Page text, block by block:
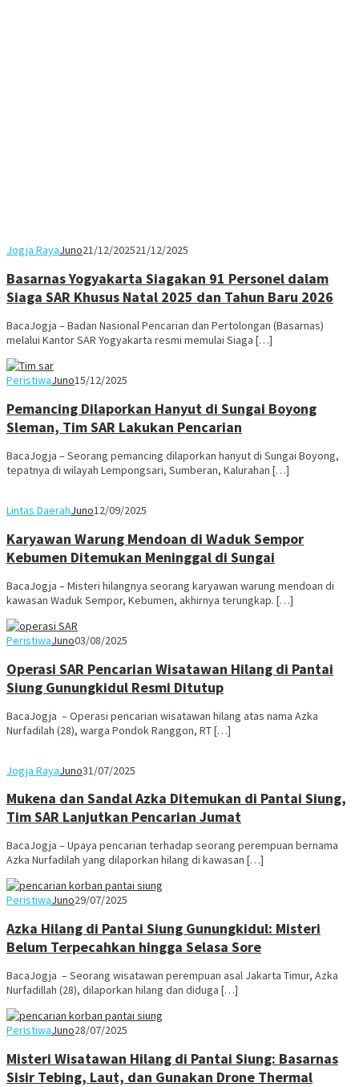
Jogja RayaJuno21/12/202521/12/2025
Basarnas Yogyakarta Siagakan 91 Personel dalam
Siaga SAR Khusus Natal 2025 dan Tahun Baru 2026
BacaJogja – Badan Nasional Pencarian dan Pertolongan (Basarnas)
melalui Kantor SAR Yogyakarta resmi memulai Siaga […]
PeristiwaJuno15/12/2025
Pemancing Dilaporkan Hanyut di Sungai Boyong
Sleman, Tim SAR Lakukan Pencarian
BacaJogja – Seorang pemancing dilaporkan hanyut di Sungai Boyong,
tepatnya di wilayah Lempongsari, Sumberan, Kalurahan […]
Lintas DaerahJuno12/09/2025
Karyawan Warung Mendoan di Waduk Sempor
Kebumen Ditemukan Meninggal di Sungai
BacaJogja – Misteri hilangnya seorang karyawan warung mendoan di
kawasan Waduk Sempor, Kebumen, akhirnya terungkap. […]
PeristiwaJuno03/08/2025
Operasi SAR Pencarian Wisatawan Hilang di Pantai
Siung Gunungkidul Resmi Ditutup
BacaJogja – Operasi pencarian wisatawan hilang atas nama Azka
Nurfadilah (28), warga Pondok Ranggon, RT […]
Jogja RayaJuno31/07/2025
Mukena dan Sandal Azka Ditemukan di Pantai Siung,
Tim SAR Lanjutkan Pencarian Jumat
BacaJogja – Upaya pencarian terhadap seorang perempuan bernama
Azka Nurfadilah yang dilaporkan hilang di kawasan […]
PeristiwaJuno29/07/2025
Azka Hilang di Pantai Siung Gunungkidul: Misteri
Belum Terpecahkan hingga Selasa Sore
BacaJogja – Seorang wisatawan perempuan asal Jakarta Timur, Azka
Nurfadillah (28), dilaporkan hilang dan diduga […]
PeristiwaJuno28/07/2025
Misteri Wisatawan Hilang di Pantai Siung: Basarnas
Sisir Tebing, Laut, dan Gunakan Drone Thermal